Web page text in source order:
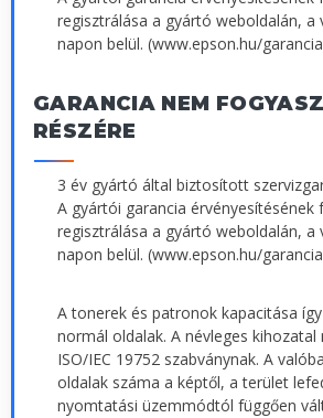
regisztrálása a gyártó weboldalán, a
napon belül. (www.epson.hu/
GARANCIA NEM
RÉSZÉRE
3 év gyártó által biztosított
A gyártói garancia
regisztrálása a gyártó weboldalán, a
napon belül. (www.epson.hu/
A tonerek és patronok kapacitása
normál oldalak. A névleges kihozatal
ISO/IEC 19752 szabványnak. A
oldalak száma a képtől, a terület
nyomtatási üzemmódtól függően